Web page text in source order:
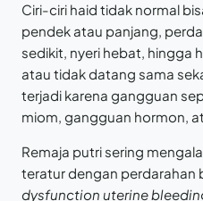
Ciri-ciri haid tidak normal
pendek atau panjang,
sedikit, nyeri hebat, hingga
atau tidak datang sama
terjadi karena gangguan
miom, gangguan hormon,
Remaja putri sering
teratur dengan perdarahan
dysfunction uterine